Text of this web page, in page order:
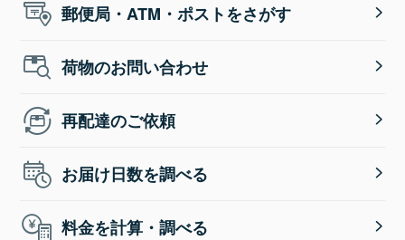
郵便局・ATM・ポストをさがす
荷物のお問い合わせ
再配達のご依頼
お届け日数を調べる
料金を計算・調べる